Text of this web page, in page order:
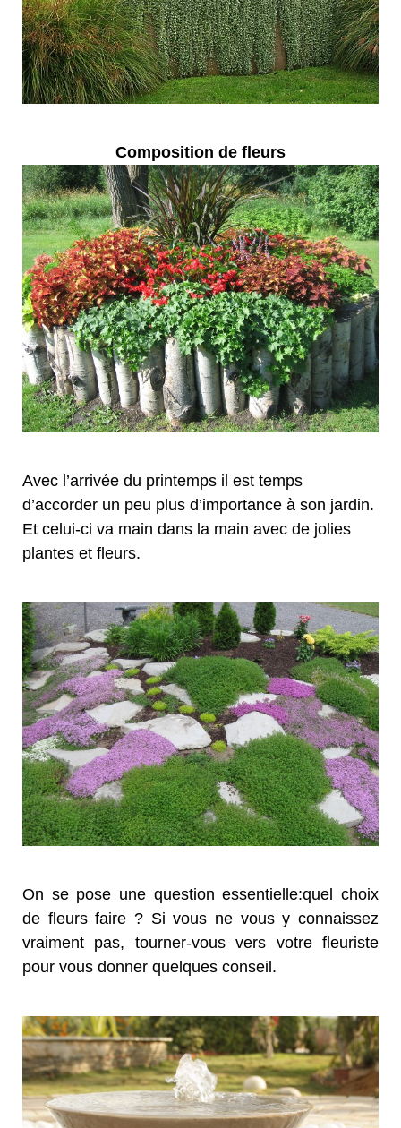
Composition de fleurs
Avec l’arrivée du printemps il est temps
d’accorder un peu plus d’importance à son jardin.
Et celui-ci va main dans la main avec de jolies
plantes et fleurs.
On se pose une question essentielle:quel choix
de fleurs faire ? Si vous ne vous y connaissez
vraiment pas, tourner-vous vers votre fleuriste
pour vous donner quelques conseil.